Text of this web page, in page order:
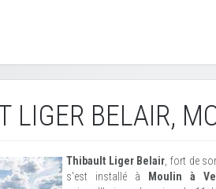
LIGER BELAIR,
Thibault Liger Belair , fort de
s'est installé à
Moulin à